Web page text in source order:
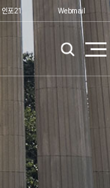
인포21 Webmail